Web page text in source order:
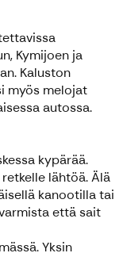
Kymijoen ja
Kaluston
myös melojat
autossa.
kypärää.
lähtöä. Älä
kanootilla tai
että sait
Yksin